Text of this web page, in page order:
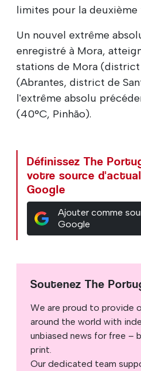
limites pour la
Un nouvel extrême
enregistré à Mora,
stations de Mora
(Abrantes, district de
l'extrême absolu
(40°C, Pinhão).
Définissez The
votre source
Google
Ajouter comme
Google
Soutenez The
We are proud to provide
around the world with
unbiased news for free –
print.
Our dedicated team